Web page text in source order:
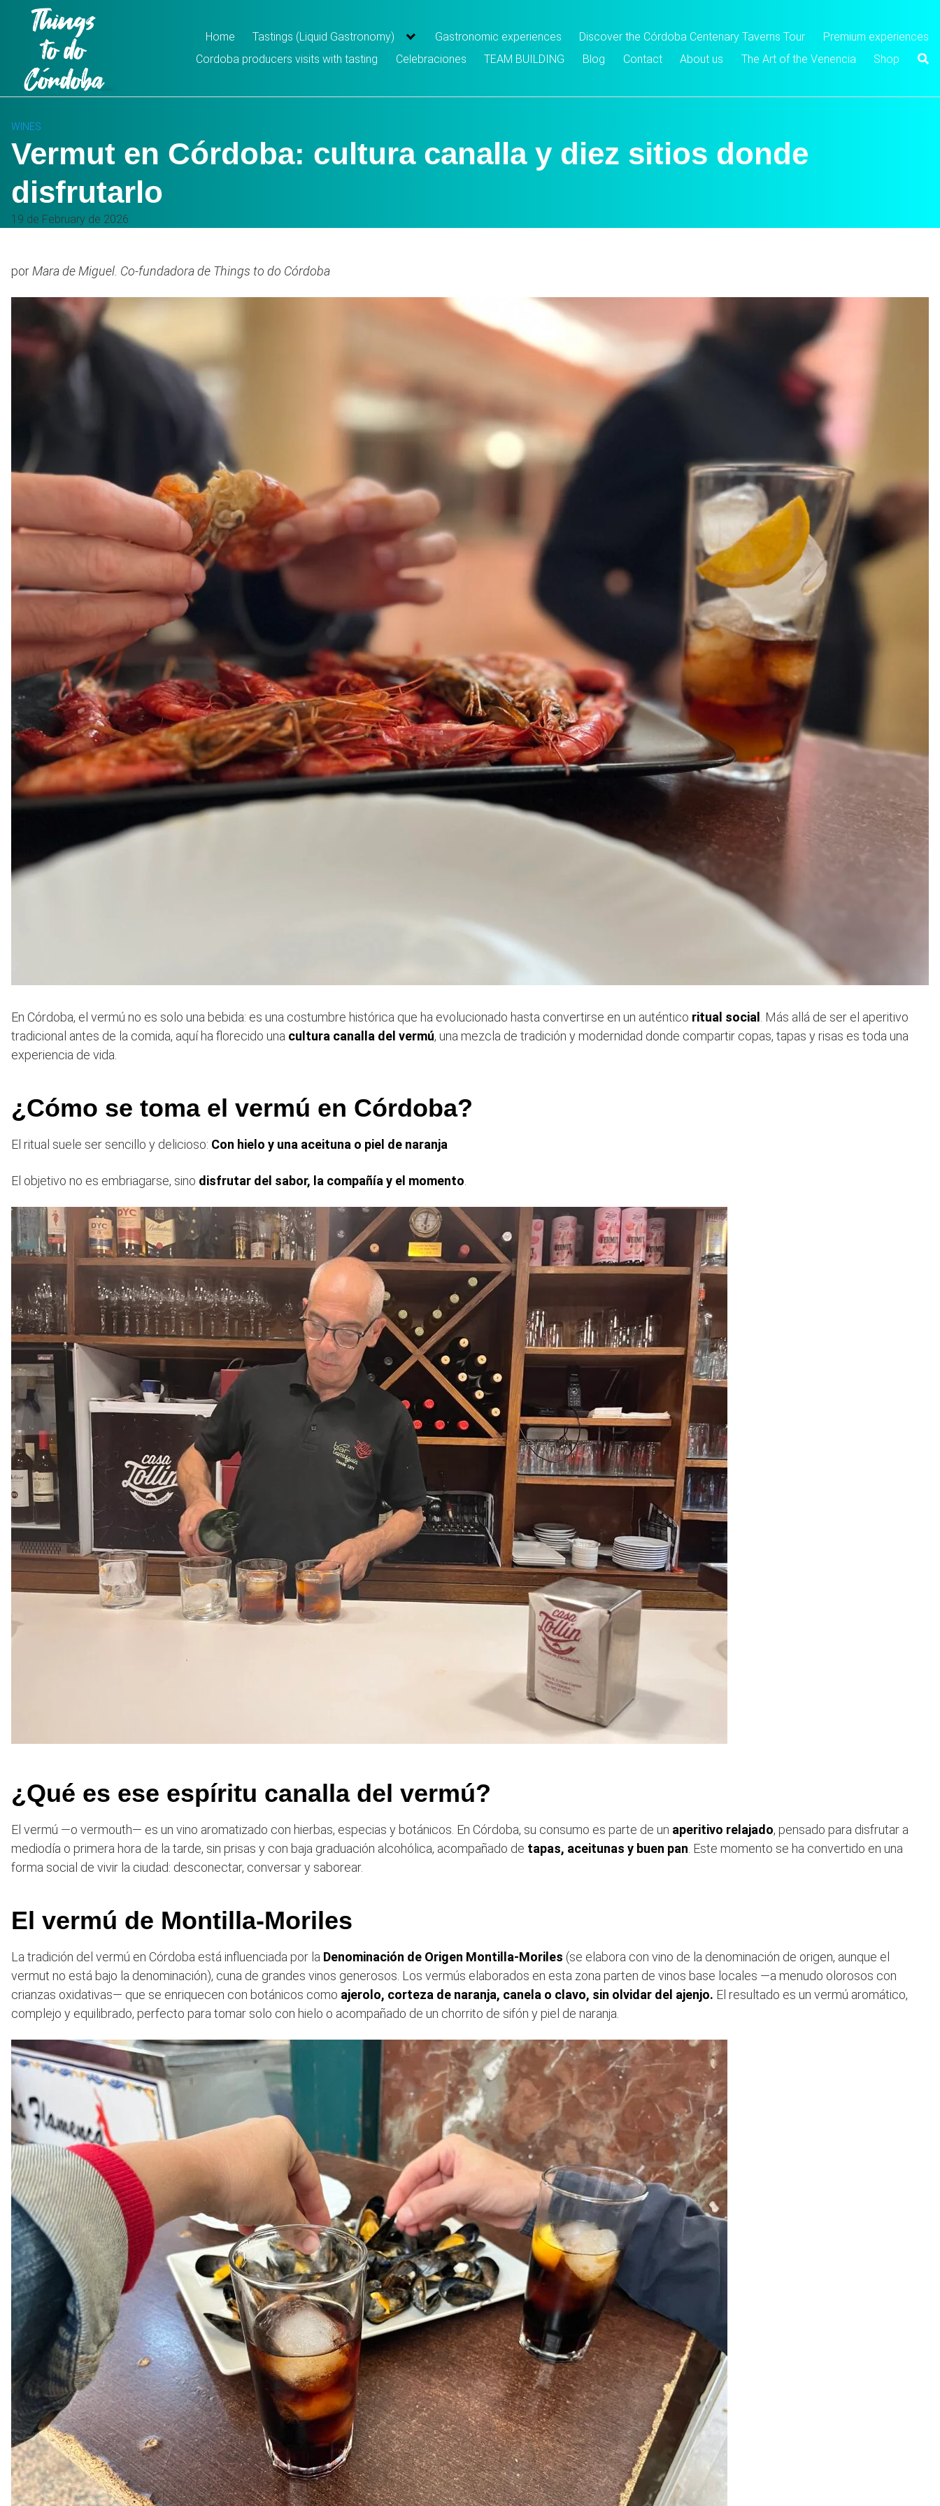
Home Tastings (Liquid Gastronomy) Gastronomic experiences Discover the Córdoba Centenary Taverns Tour
Premium experiences
Cordoba producers visits with tasting
Celebraciones TEAM BUILDING Blog Contact About us The Art of the Venencia Shop
WINES
Vermut en Córdoba: cultura canalla y diez sitios donde
disfrutarlo
19 de February de 2026
por Mara de Miguel. Co-fundadora de Things to do Córdoba
En Córdoba, el vermú no es solo una bebida: es una costumbre histórica que ha evolucionado hasta convertirse en un auténtico ritual social
. Más allá de ser el aperitivo
tradicional antes de la comida, aquí ha florecido una cultura canalla del vermú, una mezcla de tradición y modernidad donde compartir copas, tapas y risas es toda una
experiencia de vida.
¿Cómo se toma el vermú en Córdoba?
El ritual suele ser sencillo y delicioso: Con hielo y una aceituna o piel de naranja
El objetivo no es embriagarse, sino disfrutar del sabor, la compañía y el momento
¿Qué es ese espíritu canalla del vermú?
El vermú —o vermouth— es un vino aromatizado con hierbas, especias y botánicos. En Córdoba, su consumo es parte de un aperitivo relajado, pensado para disfrutar a
mediodía o primera hora de la tarde, sin prisas y con baja graduación alcohólica, acompañado de tapas, aceitunas y buen pan . Este momento se ha convertido en una
forma social de vivir la ciudad: desconectar, conversar y saborear.
El vermú de Montilla-Moriles
La tradición del vermú en Córdoba está influenciada por la Denominación de Origen Montilla-Moriles (se elabora con vino de la denominación de origen, aunque el
vermut no está bajo la denominación), cuna de grandes vinos generosos. Los vermús elaborados en esta zona parten de vinos base locales —a menudo olorosos con
crianzas oxidativas— que se enriquecen con botánicos como ajerolo, corteza de naranja, canela o clavo, sin olvidar del ajenjo. El resultado es un vermú aromático,
complejo y equilibrado, perfecto para tomar solo con hielo o acompañado de un chorrito de sifón y piel de naranja.